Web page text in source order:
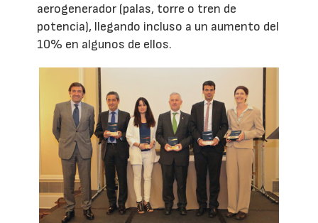
aerogenerador (palas, torre o tren de
potencia), llegando incluso a un aumento del
10% en algunos de ellos.